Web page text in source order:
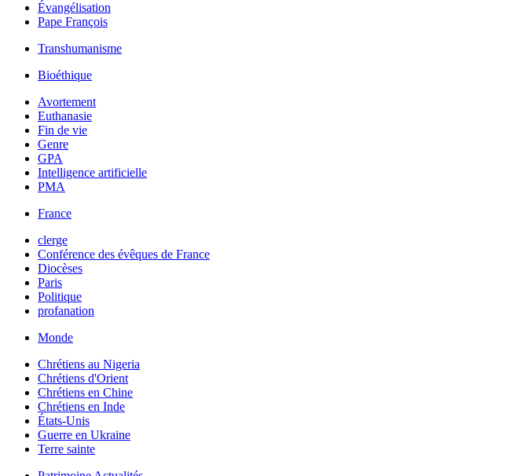
Évangélisation
Pape François
Transhumanisme
Bioéthique
Avortement
Euthanasie
Fin de vie
Genre
GPA
Intelligence artificielle
PMA
France
clerge
Conférence des évêques de France
Diocèses
Paris
Politique
profanation
Monde
Chrétiens au Nigeria
Chrétiens d'Orient
Chrétiens en Chine
Chrétiens en Inde
États-Unis
Guerre en Ukraine
Terre sainte